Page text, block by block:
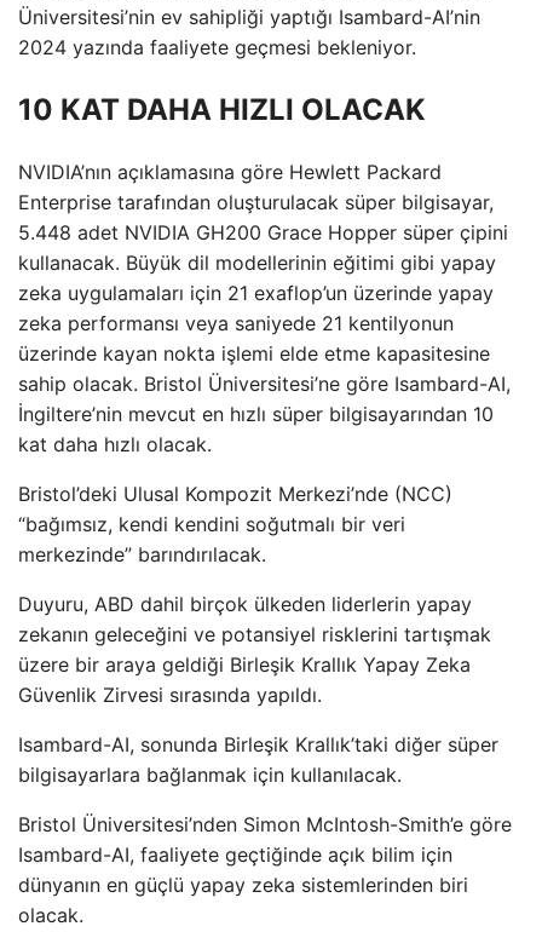
Üniversitesi’nin ev sahipliği yaptığı Isambard-AI’nin
2024 yazında faaliyete geçmesi bekleniyor.
10 KAT DAHA HIZLI OLACAK
NVIDIA’nın açıklamasına göre Hewlett Packard
Enterprise tarafından oluşturulacak süper bilgisayar,
5.448 adet NVIDIA GH200 Grace Hopper süper çipini
kullanacak. Büyük dil modellerinin eğitimi gibi yapay
zeka uygulamaları için 21 exaflop’un üzerinde yapay
zeka performansı veya saniyede 21 kentilyonun
üzerinde kayan nokta işlemi elde etme kapasitesine
sahip olacak. Bristol Üniversitesi’ne göre Isambard-AI,
İngiltere’nin mevcut en hızlı süper bilgisayarından 10
kat daha hızlı olacak.
Bristol’deki Ulusal Kompozit Merkezi’nde (NCC)
“bağımsız, kendi kendini soğutmalı bir veri
merkezinde” barındırılacak.
Duyuru, ABD dahil birçok ülkeden liderlerin yapay
zekanın geleceğini ve potansiyel risklerini tartışmak
üzere bir araya geldiği Birleşik Krallık Yapay Zeka
Güvenlik Zirvesi sırasında yapıldı.
Isambard-AI, sonunda Birleşik Krallık’taki diğer süper
bilgisayarlara bağlanmak için kullanılacak.
Bristol Üniversitesi’nden Simon McIntosh-Smith’e göre
Isambard-AI, faaliyete geçtiğinde açık bilim için
dünyanın en güçlü yapay zeka sistemlerinden biri
olacak.